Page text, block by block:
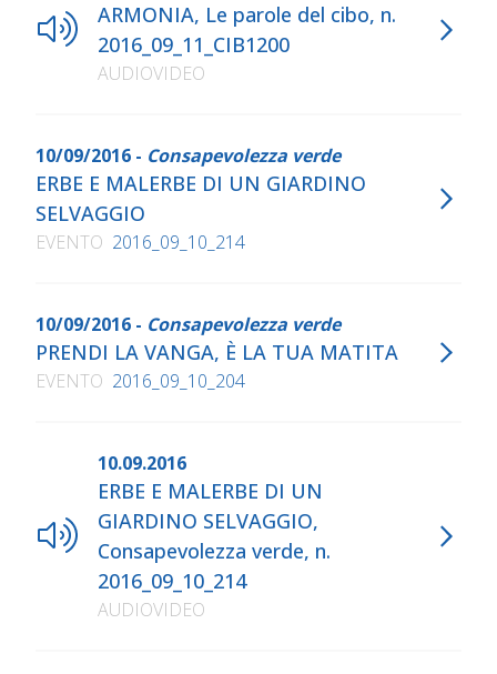
ARMONIA, Le parole del cibo, n.
2016_09_11_CIB1200
AUDIOVIDEO
10/09/2016 - Consapevolezza verde
ERBE E MALERBE DI UN GIARDINO
SELVAGGIO
EVENTO 2016_09_10_214
10/09/2016 - Consapevolezza verde
PRENDI LA VANGA, È LA TUA MATITA
EVENTO 2016_09_10_204
10.09.2016
ERBE E MALERBE DI UN
GIARDINO SELVAGGIO,
Consapevolezza verde, n.
2016_09_10_214
AUDIOVIDEO